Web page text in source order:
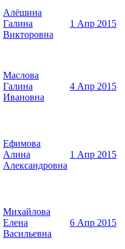
Алёшина
Галина
Викторовна
1 Апр 2015
Маслова
Галина
Ивановна
4 Апр 2015
Ефимова
Алина
Александровна
1 Апр 2015
Михайлова
Елена
Васильевна
6 Апр 2015